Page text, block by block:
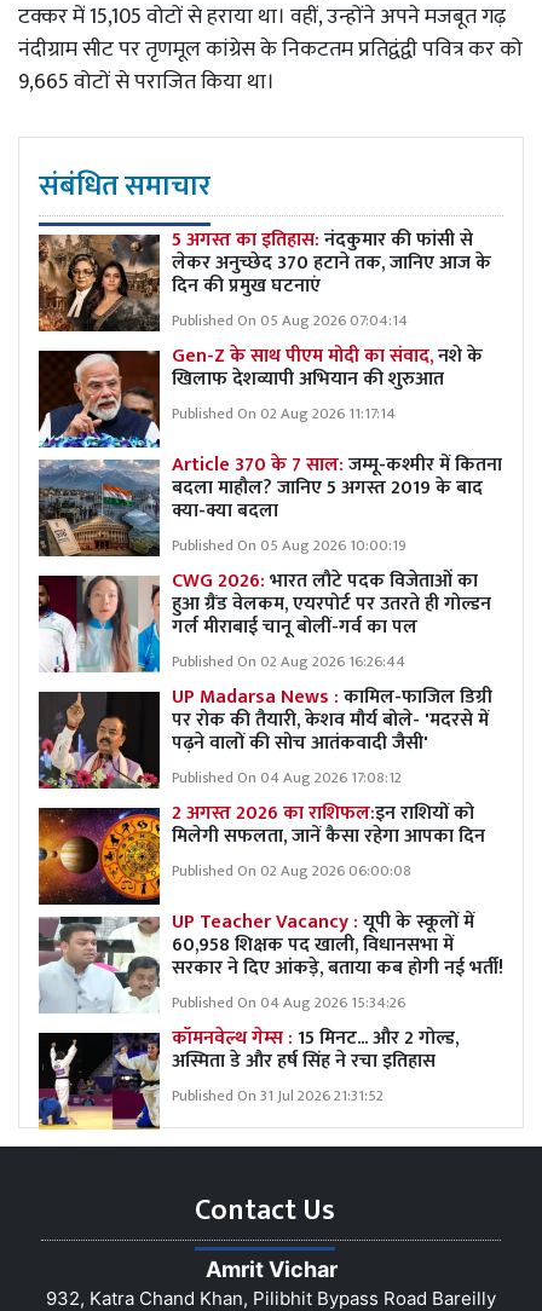
टक्कर में 15,105 वोटों से हराया था। वहीं, उन्होंने अपने मजबूत गढ़
नंदीग्राम सीट पर तृणमूल कांग्रेस के निकटतम प्रतिद्वंद्वी पवित्र कर को
9,665 वोटों से पराजित किया था।
संबंधित समाचार
5 अगस्त का इतिहास:नंदकुमार की फांसी से
लेकर अनुच्छेद 370 हटाने तक, जानिए आज के
दिन की प्रमुख घटनाएं
Published On 05 Aug 2026 07:04:14
Gen-Z के साथ पीएम मोदी का संवाद,नशे के
खिलाफ देशव्यापी अभियान की शुरुआत
Published On 02 Aug 2026 11:17:14
Article 370 के 7 साल:जम्मू-कश्मीर में कितना
बदला माहौल? जानिए 5 अगस्त 2019 के बाद
क्या-क्या बदला
Published On 05 Aug 2026 10:00:19
CWG 2026:भारत लौटे पदक विजेताओं का
हुआ ग्रैंड वेलकम, एयरपोर्ट पर उतरते ही गोल्डन
गर्ल मीराबाई चानू बोलीं-गर्व का पल
Published On 02 Aug 2026 16:26:44
UP Madarsa News :कामिल-फाजिल डिग्री
पर रोक की तैयारी, केशव मौर्य बोले- 'मदरसे में
पढ़ने वालों की सोच आतंकवादी जैसी'
Published On 04 Aug 2026 17:08:12
2 अगस्त 2026 का राशिफल:इन राशियों को
मिलेगी सफलता, जानें कैसा रहेगा आपका दिन
Published On 02 Aug 2026 06:00:08
UP Teacher Vacancy :यूपी के स्कूलों में
60,958 शिक्षक पद खाली, विधानसभा में
सरकार ने दिए आंकड़े, बताया कब होगी नई भर्ती!
Published On 04 Aug 2026 15:34:26
कॉमनवेल्थ गेम्स :15 मिनट... और 2 गोल्ड,
अस्मिता डे और हर्ष सिंह ने रचा इतिहास
Published On 31 Jul 2026 21:31:52
Contact Us
Amrit Vichar
932, Katra Chand Khan, Pilibhit Bypass Road Bareilly